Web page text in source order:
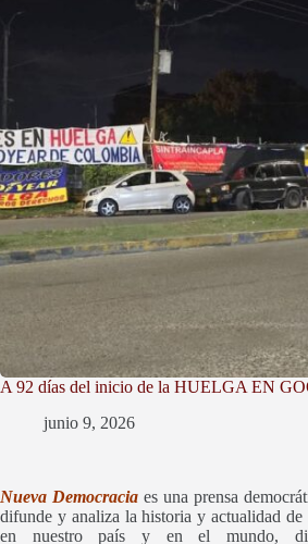
A 92 días del inicio de la HUELGA EN
junio 9, 2026
Nueva Democracia es una prensa
difunde y analiza la historia y actualidad de
en nuestro país y en el mundo,